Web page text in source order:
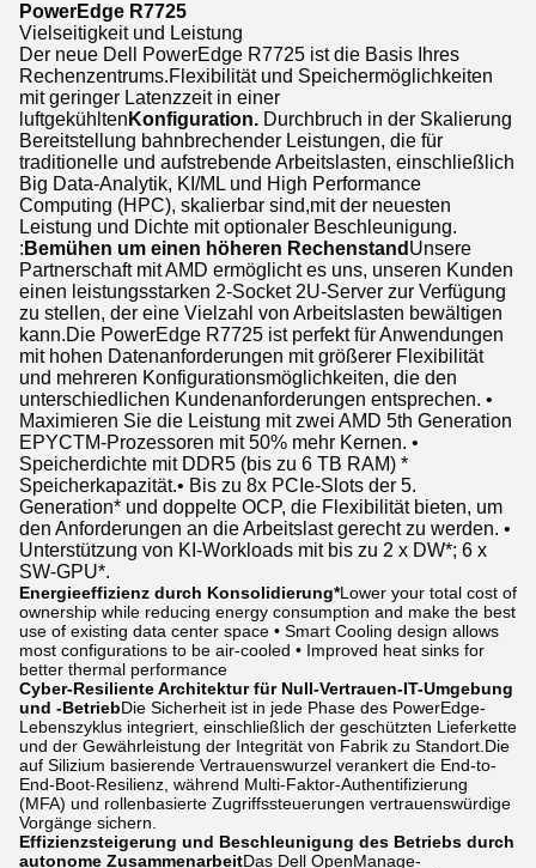
PowerEdge R7725
Vielseitigkeit und Leistung
Der neue Dell PowerEdge R7725 ist die Basis Ihres
Rechenzentrums.Flexibilität und Speichermöglichkeiten
mit geringer Latenzzeit in einer
luftgekühlten Konfiguration. Durchbruch in der Skalierung
Bereitstellung bahnbrechender Leistungen, die für
traditionelle und aufstrebende Arbeitslasten, einschließlich
Big Data-Analytik, KI/ML und High Performance
Computing (HPC), skalierbar sind,mit der neuesten
Leistung und Dichte mit optionaler Beschleunigung.
: Bemühen um einen höheren Rechenstand Unsere
Partnerschaft mit AMD ermöglicht es uns, unseren Kunden
einen leistungsstarken 2-Socket 2U-Server zur Verfügung
zu stellen, der eine Vielzahl von Arbeitslasten bewältigen
kann.Die PowerEdge R7725 ist perfekt für Anwendungen
mit hohen Datenanforderungen mit größerer Flexibilität
und mehreren Konfigurationsmöglichkeiten, die den
unterschiedlichen Kundenanforderungen entsprechen. •
Maximieren Sie die Leistung mit zwei AMD 5th Generation
EPYCTM-Prozessoren mit 50% mehr Kernen. •
Speicherdichte mit DDR5 (bis zu 6 TB RAM) *
Speicherkapazität.• Bis zu 8x PCIe-Slots der 5.
Generation* und doppelte OCP, die Flexibilität bieten, um
den Anforderungen an die Arbeitslast gerecht zu werden. •
Unterstützung von KI-Workloads mit bis zu 2 x DW*; 6 x
SW-GPU*.
Energieeffizienz durch Konsolidierung*Lower your total cost of
ownership while reducing energy consumption and make the best
use of existing data center space • Smart Cooling design allows
most configurations to be air-cooled • Improved heat sinks for
better thermal performance
Cyber-Resiliente Architektur für Null-Vertrauen-IT-Umgebung
und -BetriebDie Sicherheit ist in jede Phase des PowerEdge-
Lebenszyklus integriert, einschließlich der geschützten Lieferkette
und der Gewährleistung der Integrität von Fabrik zu Standort.Die
auf Silizium basierende Vertrauenswurzel verankert die End-to-
End-Boot-Resilienz, während Multi-Faktor-Authentifizierung
(MFA) und rollenbasierte Zugriffssteuerungen vertrauenswürdige
Vorgänge sichern.
Effizienzsteigerung und Beschleunigung des Betriebs durch
autonome ZusammenarbeitDas Dell OpenManage-